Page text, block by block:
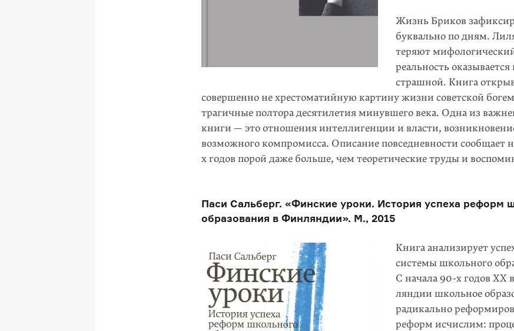
Жизнь Бриков
буквально по дням.
теряют
реальность
страшной. Книга
совершенно не хрестоматийную картину жизни советской
трагичные полтора десятилетия минувшего века. Одна из
книги — это отношения интелли­генции и власти,
возможного компромисса. Описание повседневности сообщает
х годов порой даже больше, чем теоретические труды и
Паси Сальберг. «Финские уроки. История успеха реформ
образования в Финляндии». М., 2015
Книга анализирует
системы школьного
С начала 90-х годов ХХ
ляндии школьное
радикально
реформ исчислим: